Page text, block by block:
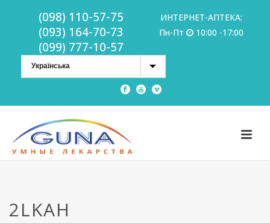
(098) 110-57-75
(093) 164-70-73
(099) 777-10-57
ИНТЕРНЕТ-АПТЕКА:
Пн-Пт
10:00 -17:00
2LKAH